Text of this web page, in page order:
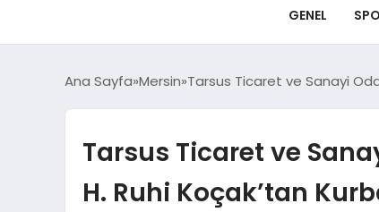
GENEL
Ana Sayfa Mersin Tarsus Ticaret ve Sanayi
Tarsus Ticaret ve
H. Ruhi Koçak’tan